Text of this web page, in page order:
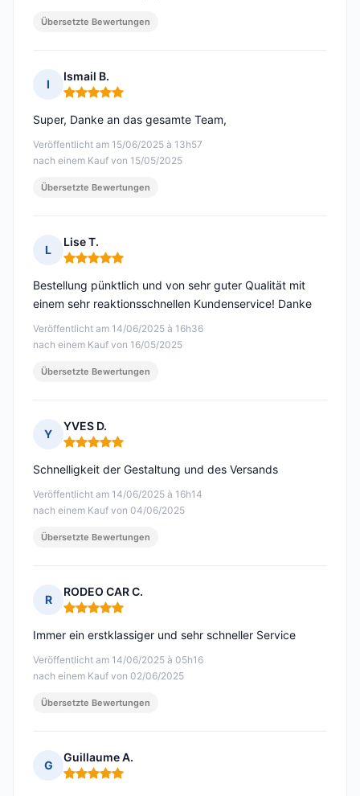
Übersetzte Bewertungen
I
Ismail B.
Hinweis: 5 von 5
Veröffentlicht am 15/06/2025 à 13h57
nach einem Kauf von 15/05/2025
Super, Danke an das gesamte Team,
Übersetzte Bewertungen
L
Lise T.
Hinweis: 5 von 5
Veröffentlicht am 14/06/2025 à 16h36
nach einem Kauf von 16/05/2025
Bestellung pünktlich und von sehr guter Qualität mit
einem sehr reaktionsschnellen Kundenservice! Danke
Übersetzte Bewertungen
Y
YVES D.
Hinweis: 5 von 5
Veröffentlicht am 14/06/2025 à 16h14
nach einem Kauf von 04/06/2025
Schnelligkeit der Gestaltung und des Versands
Übersetzte Bewertungen
R
RODEO CAR C.
Hinweis: 5 von 5
Veröffentlicht am 14/06/2025 à 05h16
nach einem Kauf von 02/06/2025
Immer ein erstklassiger und sehr schneller Service
Übersetzte Bewertungen
G
Guillaume A.
Hinweis: 5 von 5